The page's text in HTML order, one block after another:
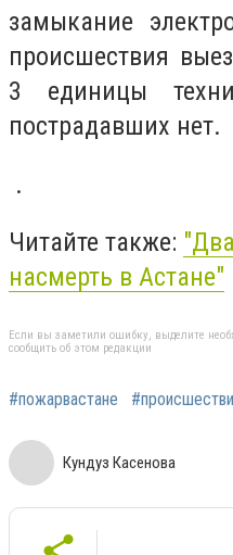
замыкание
происшествия
3 единицы
пострадавших нет.
.
Читайте также:
насмерть в Астане"
Если вы заметили ошибку, выделите
сообщить об этом редакции
#пожарвастане
Кундуз Касенова